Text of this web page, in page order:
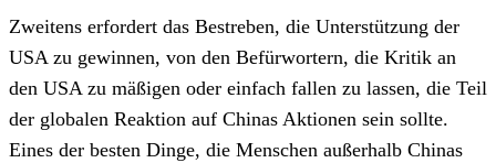
Zweitens erfordert das Bestreben, die Unterstützung der
USA zu gewinnen, von den Befürwortern, die Kritik an
den USA zu mäßigen oder einfach fallen zu lassen, die Teil
der globalen Reaktion auf Chinas Aktionen sein sollte.
Eines der besten Dinge, die Menschen außerhalb Chinas